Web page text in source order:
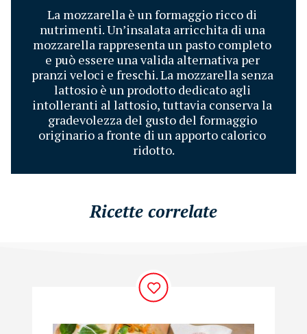
La mozzarella è un formaggio ricco di
nutrimenti. Un’insalata arricchita di una
mozzarella rappresenta un pasto completo
e può essere una valida alternativa per
pranzi veloci e freschi. La mozzarella senza
lattosio è un prodotto dedicato agli
intolleranti al lattosio, tuttavia conserva la
gradevolezza del gusto del formaggio
originario a fronte di un apporto calorico
ridotto.
Ricette correlate